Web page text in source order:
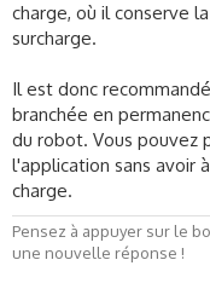
charge, où il conserve
surcharge.
Il est donc
branchée en
du robot. Vous pouvez
l'application sans avoir
charge.
Pensez à appuyer sur le
une nouvelle réponse !